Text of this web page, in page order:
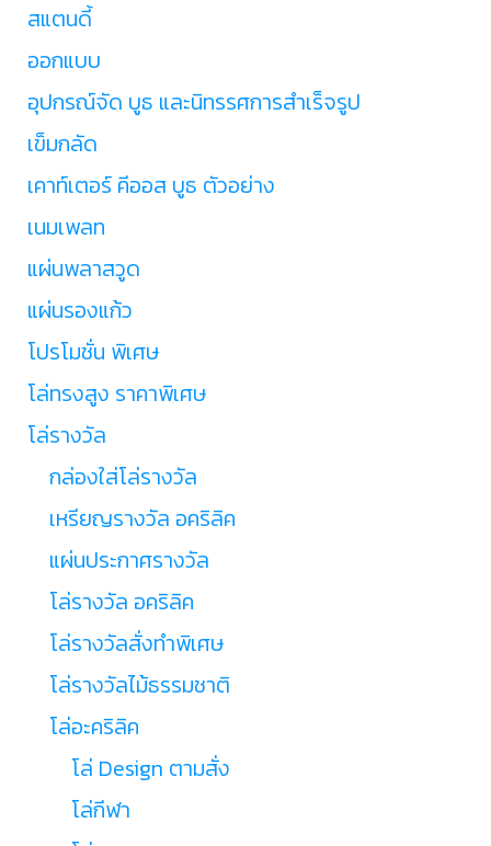
สแตนดี้
ออกแบบ
อุปกรณ์จัด บูธ และนิทรรศการสำเร็จรูป
เข็มกลัด
เคาท์เตอร์ คีออส บูธ ตัวอย่าง
เนมเพลท
แผ่นพลาสวูด
แผ่นรองแก้ว
โปรโมชั่น พิเศษ
โล่ทรงสูง ราคาพิเศษ
โล่รางวัล
กล่องใส่โล่รางวัล
เหรียญรางวัล อคริลิค
แผ่นประกาศรางวัล
โล่รางวัล อคริลิค
โล่รางวัลสั่งทำพิเศษ
โล่รางวัลไม้ธรรมชาติ
โล่อะคริลิค
โล่ Design ตามสั่ง
โล่กีฬา